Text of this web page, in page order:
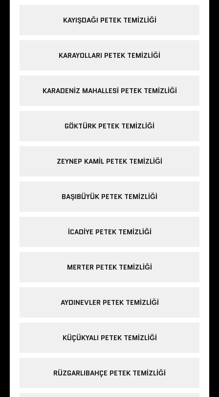
KAYIŞDAĞI PETEK TEMIZLIĞI
KARAYOLLARI PETEK TEMIZLIĞI
KARADENIZ MAHALLESI PETEK TEMIZLIĞI
GÖKTÜRK PETEK TEMIZLIĞI
ZEYNEP KAMIL PETEK TEMIZLIĞI
BAŞIBÜYÜK PETEK TEMIZLIĞI
ICADIYE PETEK TEMIZLIĞI
MERTER PETEK TEMIZLIĞI
AYDINEVLER PETEK TEMIZLIĞI
KÜÇÜKYALI PETEK TEMIZLIĞI
RÜZGARLIBAHÇE PETEK TEMIZLIĞI